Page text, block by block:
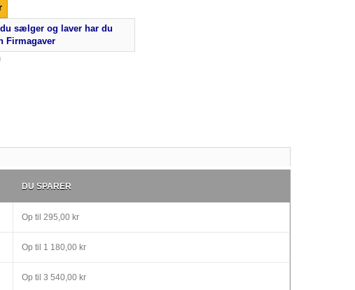
sælger og laver har du
Firmagaver
DU SPARER
Op til 295,00 kr
Op til 1 180,00 kr
Op til 3 540,00 kr